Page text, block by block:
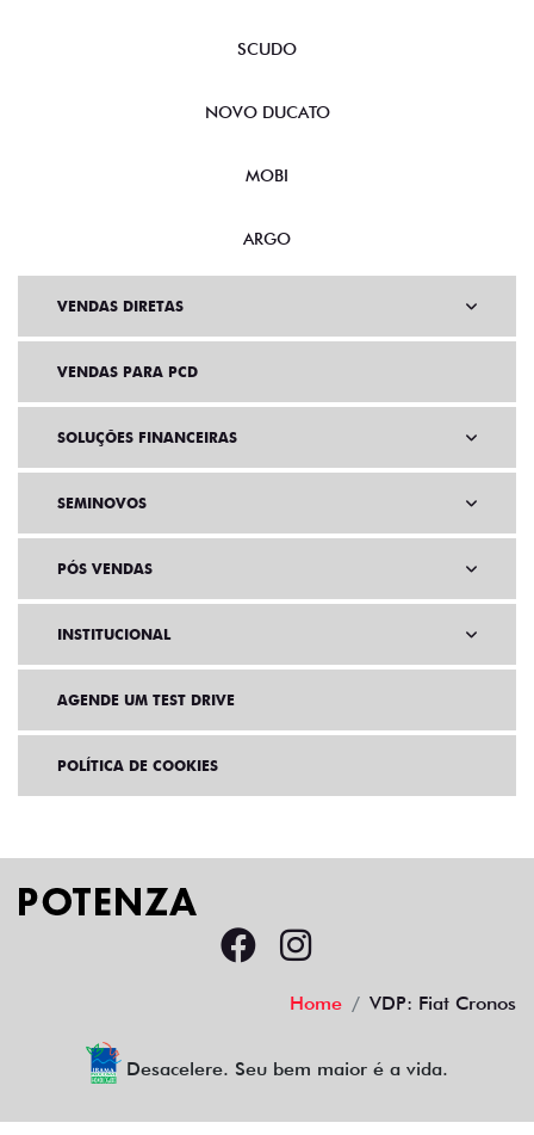
SCUDO
NOVO DUCATO
MOBI
ARGO
VENDAS DIRETAS
VENDAS PARA PCD
SOLUÇÕES FINANCEIRAS
SEMINOVOS
PÓS VENDAS
INSTITUCIONAL
AGENDE UM TEST DRIVE
POLÍTICA DE COOKIES
Home VDP: Fiat Cronos
Desacelere. Seu bem maior é a vida.